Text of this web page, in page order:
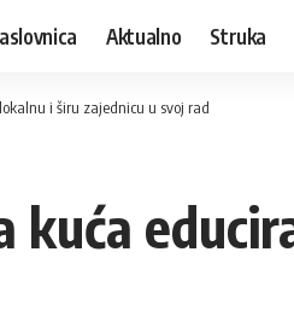
Aktualno Struka
i širu zajednicu u svoj rad
kuća